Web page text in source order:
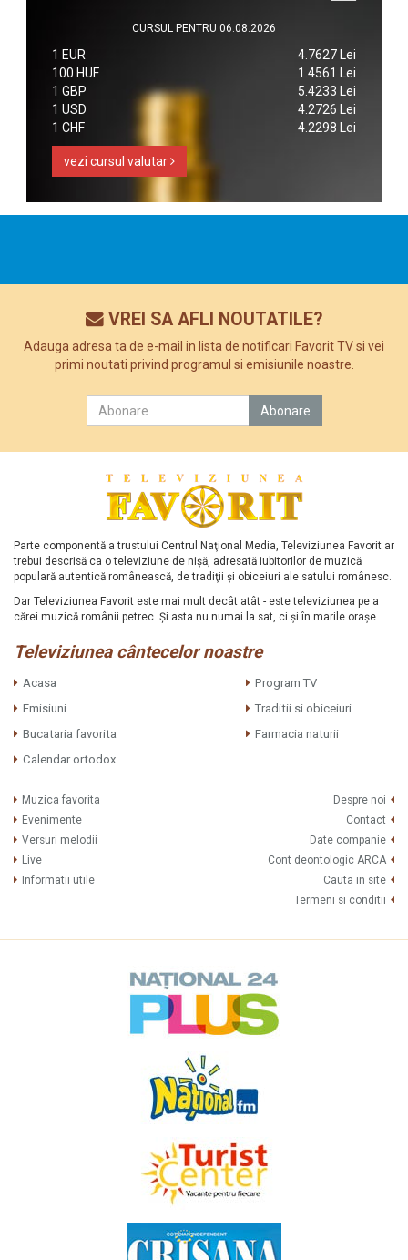
CURSUL PENTRU 06.08.2026
1 EUR
4.7627 Lei
100 HUF
1.4561 Lei
1 GBP
5.4233 Lei
1 USD
4.2726 Lei
1 CHF
4.2298 Lei
vezi cursul valutar
VREI SA AFLI NOUTATILE?
Adauga adresa ta de e-mail in lista de notificari Favorit TV si vei
primi noutati privind programul si emisiunile noastre.
Parte componentă a trustului Centrul Naţional Media, Televiziunea Favorit ar
trebui descrisă ca o televiziune de nişă, adresată iubitorilor de muzică
populară autentică românească, de tradiţii şi obiceiuri ale satului românesc.
Dar Televiziunea Favorit este mai mult decât atât - este televiziunea pe a
cărei muzică românii petrec. Şi asta nu numai la sat, ci şi în marile oraşe.
Televiziunea cântecelor noastre
Acasa
Program TV
Emisiuni
Traditii si obiceiuri
Bucataria favorita
Farmacia naturii
Calendar ortodox
Muzica favorita
Evenimente
Versuri melodii
Live
Informatii utile
Despre noi
Contact
Date companie
Cont deontologic ARCA
Cauta in site
Termeni si conditii